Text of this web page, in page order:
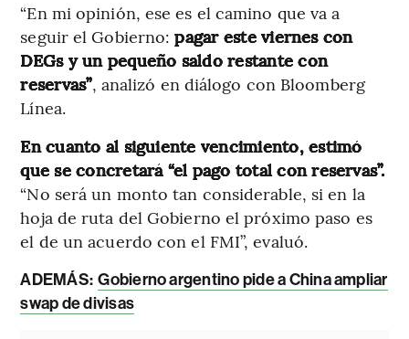
“En mi opinión, ese es el camino que va a
seguir el Gobierno:pagar este viernes con
DEGs y un pequeño saldo restante con
reservas”, analizó en diálogo con Bloomberg
Línea.
En cuanto al siguiente vencimiento, estimó
que se concretará “el pago total con reservas”.
“No será un monto tan considerable, si en la
hoja de ruta del Gobierno el próximo paso es
el de un acuerdo con el FMI”, evaluó.
ADEMÁS: Gobierno argentino pide a China ampliar
swap de divisas